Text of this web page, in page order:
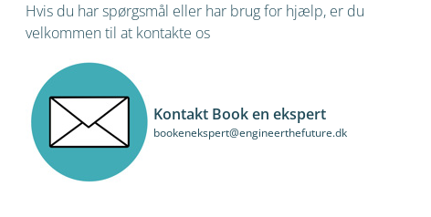
Hvis du har spørgsmål eller har brug for hjælp, er du
velkommen til at kontakte os
Kontakt Book en ekspert
bookenekspert@engineerthefuture.dk